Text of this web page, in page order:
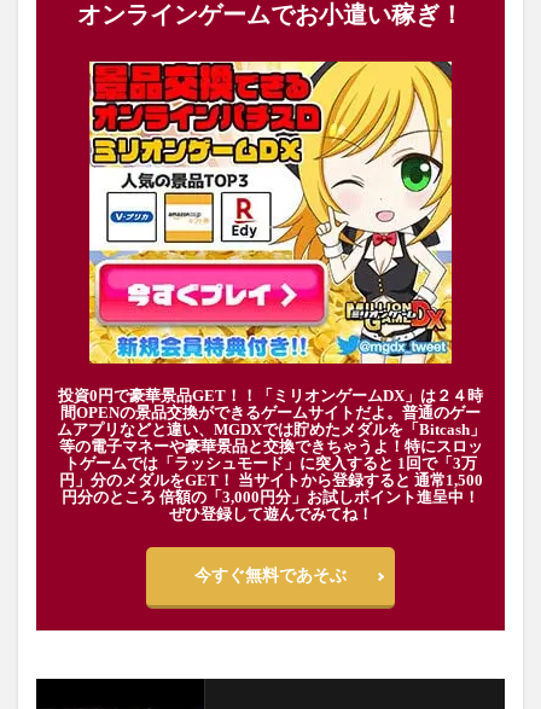
オンラインゲームでお小遣い稼ぎ！
投資0円で豪華景品GET！！「ミリオンゲームDX」は２４時
間OPENの景品交換ができるゲームサイトだよ。普通のゲー
ムアプリなどと違い、MGDXでは貯めたメダルを「Bitcash」
等の電子マネーや豪華景品と交換できちゃうよ！特にスロッ
トゲームでは「ラッシュモード」に突入すると 1回で「3万
円」分のメダルをGET！ 当サイトから登録すると 通常1,500
円分のところ 倍額の「3,000円分」お試しポイント進呈中！
ぜひ登録して遊んでみてね！
今すぐ無料であそぶ